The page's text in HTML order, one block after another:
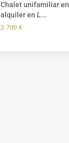
Chalet unifamiliar en
alquiler en L...
2.700 €